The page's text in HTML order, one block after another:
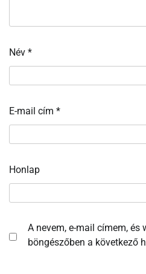
Név *
E-mail cím *
Honlap
A nevem, e-mail címem,
böngészőben a következő